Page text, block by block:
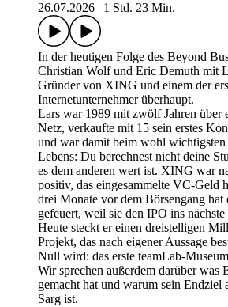
26.07.2026
1 Std. 23 Min.
In der heutigen Folge des Beyond
Christian Wolf und Eric Demuth mit
Gründer von XING und einem der
Internetunternehmer überhaupt.
Lars war 1989 mit zwölf Jahren über
Netz, verkaufte mit 15 sein erstes
und war damit beim wohl wichtigsten
Lebens: Du berechnest nicht deine
es dem anderen wert ist. XING war
positiv, das eingesammelte VC-Geld
drei Monate vor dem Börsengang hat
gefeuert, weil sie den IPO ins
Heute steckt er einen dreistelligen
Projekt, das nach eigener Aussage
Null wird: das erste teamLab-
Wir sprechen außerdem darüber was
gemacht hat und warum sein Endziel
Sarg ist.